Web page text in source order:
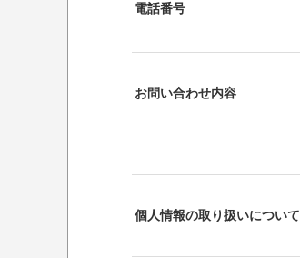
電話番号
お問い合わせ内容
個人情報の取り扱いについて